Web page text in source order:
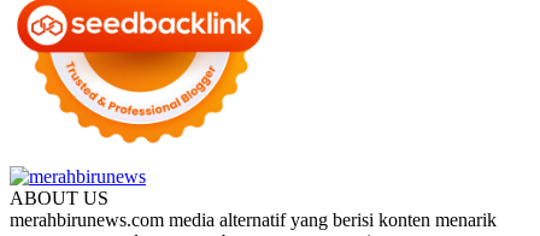
ABOUT US
merahbirunews.com media alternatif yang berisi konten menarik